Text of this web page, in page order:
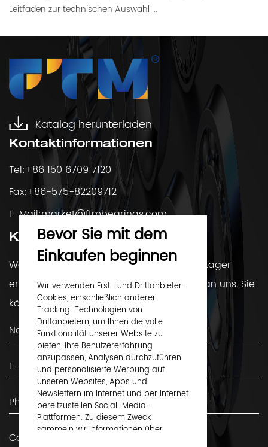
Leitfaden zur technischen Auswahl ...
Katalog herunterladen
Kontaktinformationen
Tel:+86 150 6709 7120
Fax:+86-575-82209712
E-Mail:market@ftmbearings.com
Kontaktiere uns
Wenn Sie Fragen haben oder mehr über Lager
erfahren möchten, wenden Sie sich bitte an uns. Sie
können uns gerne kontaktieren!
Bevor Sie mit dem
Einkaufen beginnen
Wir verwenden Erst- und Drittanbieter-
Cookies, einschließlich anderer
Tracking-Technologien von
Drittanbietern, um Ihnen die volle
Funktionalität unserer Website zu
bieten, Ihre Benutzererfahrung
anzupassen, Analysen durchzuführen
und personalisierte Werbung auf
unseren Websites, Apps und
Newslettern im Internet und per Internet
bereitzustellen Social-Media-
Plattformen. Zu diesem Zweck
sammeln wir Informationen über